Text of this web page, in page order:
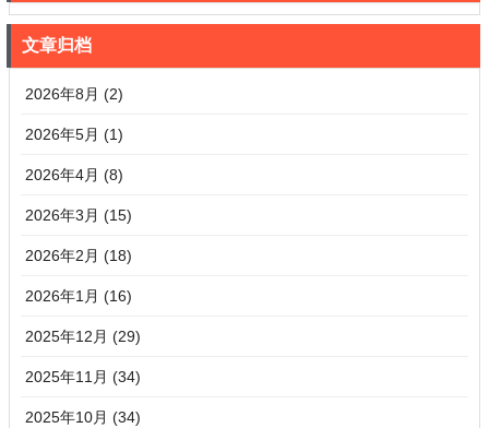
文章归档
2026年8月 (2)
2026年5月 (1)
2026年4月 (8)
2026年3月 (15)
2026年2月 (18)
2026年1月 (16)
2025年12月 (29)
2025年11月 (34)
2025年10月 (34)